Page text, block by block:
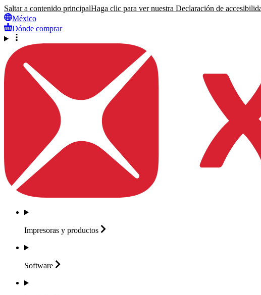
Saltar a contenido principalHaga clic para ver nuestra Declaración de
México
Dónde comprar
Impresoras y productos
Software